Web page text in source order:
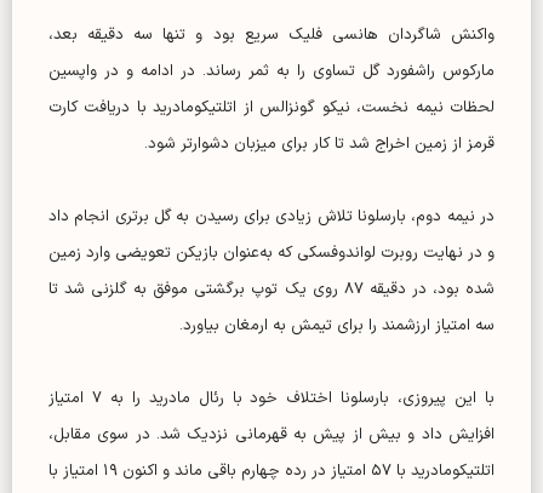
واکنش شاگردان هانسی فلیک سریع بود و تنها سه دقیقه بعد،
مارکوس راشفورد گل تساوی را به ثمر رساند. در ادامه و در واپسین
لحظات نیمه نخست، نیکو گونزالس از اتلتیکومادرید با دریافت کارت
قرمز از زمین اخراج شد تا کار برای میزبان دشوارتر شود.
در نیمه دوم، بارسلونا تلاش زیادی برای رسیدن به گل برتری انجام داد
و در نهایت روبرت لواندوفسکی که به‌عنوان بازیکن تعویضی وارد زمین
شده بود، در دقیقه ۸۷ روی یک توپ برگشتی موفق به گلزنی شد تا
سه امتیاز ارزشمند را برای تیمش به ارمغان بیاورد.
با این پیروزی، بارسلونا اختلاف خود با رئال مادرید را به ۷ امتیاز
افزایش داد و بیش از پیش به قهرمانی نزدیک شد. در سوی مقابل،
اتلتیکومادرید با ۵۷ امتیاز در رده چهارم باقی ماند و اکنون ۱۹ امتیاز با